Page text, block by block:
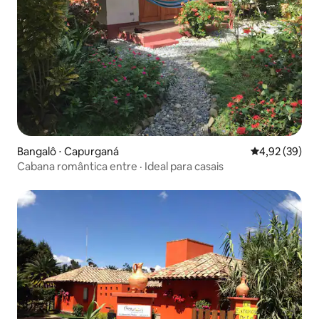
Bangalô ⋅ Capurganá 4,92 de uma
4,92 (39)
Cabana romântica entre · Ideal para casais